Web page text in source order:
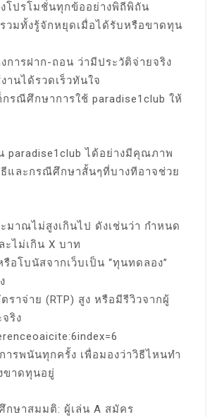
โปรโมชั่นทุกข้ออย่างพิถีพิถัน
รวมทั้งรู้จักหยุดเมื่อได้รับหรือขาดทุน
การฝาก-ถอน ว่ามีประวัติจ่ายจริง
านได้รวดเร็วทันใจ
รณีศึกษาการใช้ paradise1club ให้
paradise1club ได้อย่างมีคุณภาพ
ธีและกรณีศึกษาสั้นๆที่บางทีอาจช่วย
มาณไม่สูงเกินไป ดังเช่นว่า กำหนด
ะไม่เกิน X บาท
อโบนัสจากเว็บเป็น “ทุนทดลอง”
ราจ่าย (RTP) สูง หรือมีรีวิวจากผู้
ริง
รพนันทุกครั้ง เพื่อมองว่าวิธีไหนทำ
ขาดทุนอยู่
กษาสมมติ: ผู้เล่น A สมัคร